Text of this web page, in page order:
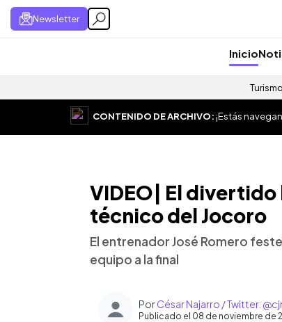
Newsletter
Inicio
Turismo
CONTENIDO DE ARCHIVO:¡Estás
VIDEO| El
técnico del Jocoro
El entrenador José Romero
equipo a la final
PorCésar Najarro / Twitter:
Publicado el 08 de noviembre de